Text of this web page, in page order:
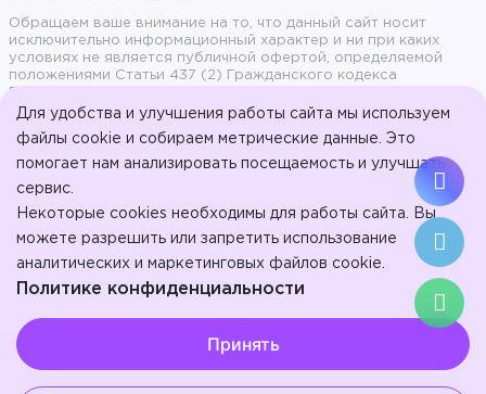
Обращаем ваше внимание на то, что данный сайт носит
исключительно информационный характер и ни при каких
условиях не является публичной офертой, определяемой
положениями Статьи 437 (2) Гражданского кодекса
Российской Федерации.
Продолжая пользоваться сайтом, вы даете согласие на
обработку персональных данных и согласны с политикой
© 2017-2026, ООО «Стоматология на Арбате» - Эстетическая
стоматология на Арбате.
ООО "Стоматология в Сокольниках". Л041-01137-77/01023207 от
ИМЕЮТСЯ
ПРОКОНСУЛЬТИРУЙТЕСЬ СО
Для удобства и улучшения работы сайта мы используем
файлы cookie и собираем метрические данные. Это
помогает нам анализировать посещаемость и улучшать
сервис.
Некоторые cookies необходимы для работы сайта. Вы
можете разрешить или запретить использование
аналитических и маркетинговых файлов cookie.
Политике конфиденциальности
Аналитические/Функциональные
Принять